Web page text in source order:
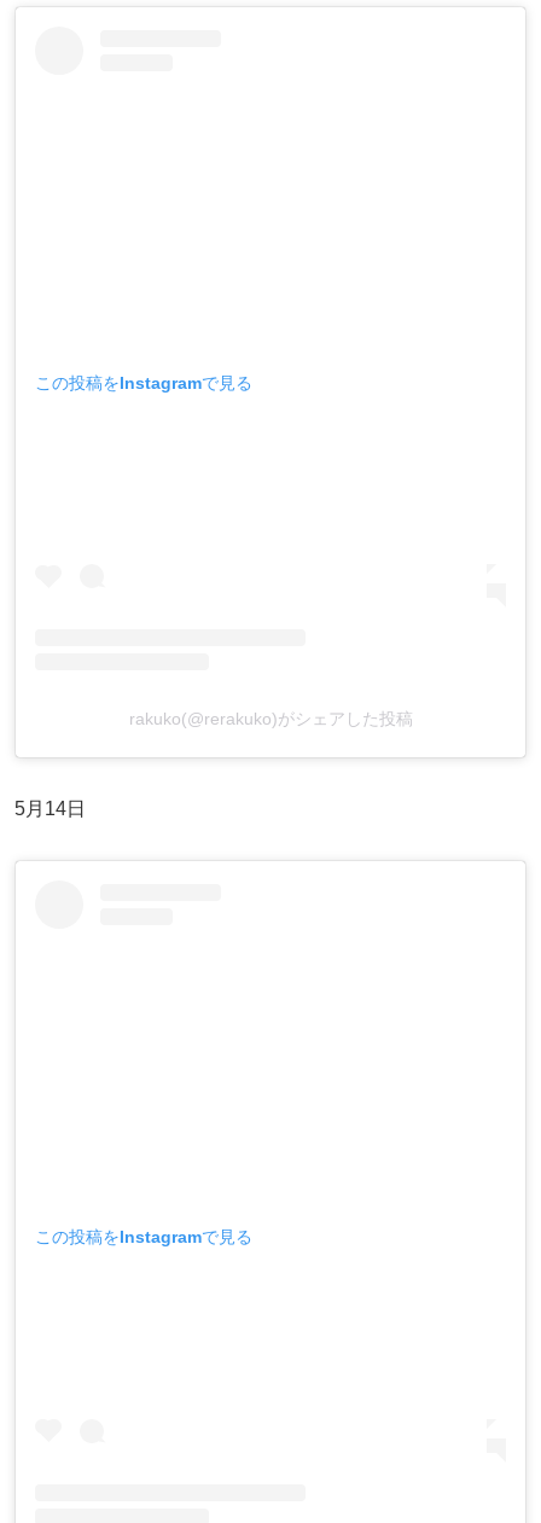
この投稿をInstagramで見る
rakuko(@rerakuko)がシェアした投稿
5月14日
この投稿をInstagramで見る